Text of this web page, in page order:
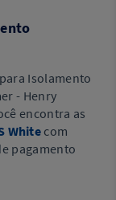
Isolamento
- Henry
encontra as
Whitecom
pagamento